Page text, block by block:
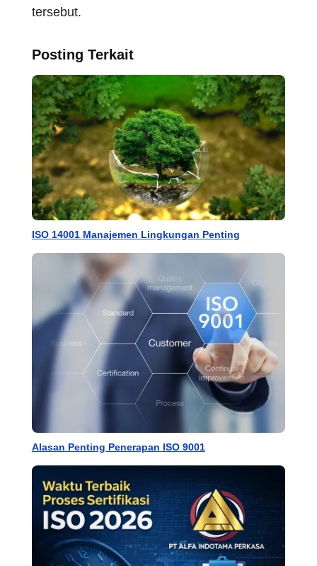
tersebut.
Posting Terkait
ISO 14001 Manajemen Lingkungan Penting
Alasan Penting Penerapan ISO 9001